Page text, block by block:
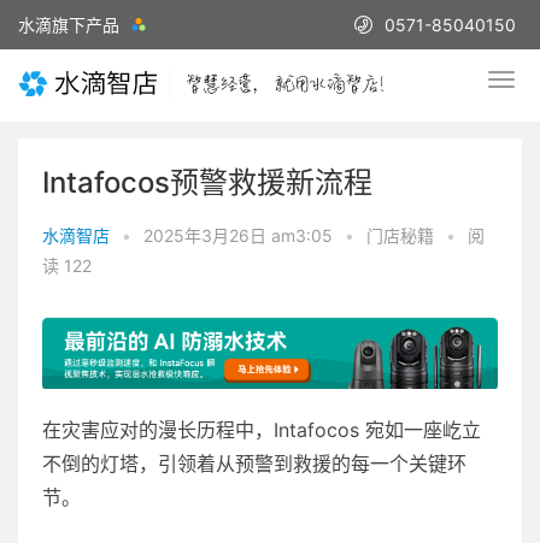
水滴旗下产品 0571-85040150
Intafocos预警救援新流程
水滴智店 • 2025年3月26日 am3:05 • 门店秘籍 •
阅
读 122
在灾害应对的漫长历程中，Intafocos 宛如一座屹立
不倒的灯塔，引领着从预警到救援的每一个关键环
节。